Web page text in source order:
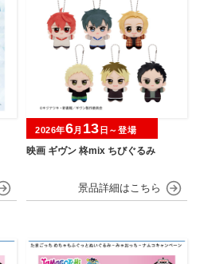
映画 ギヴン 柊mix ちびぐるみ
2026年6月 13 日～登場